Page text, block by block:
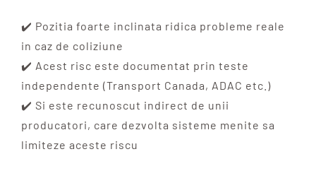
✔️ Pozitia foarte inclinata ridica probleme reale
in caz de coliziune
✔️ Acest risc este documentat prin teste
independente (Transport Canada, ADAC etc.)
✔️ Si este recunoscut indirect de unii
producatori, care dezvolta sisteme menite sa
limiteze aceste riscu